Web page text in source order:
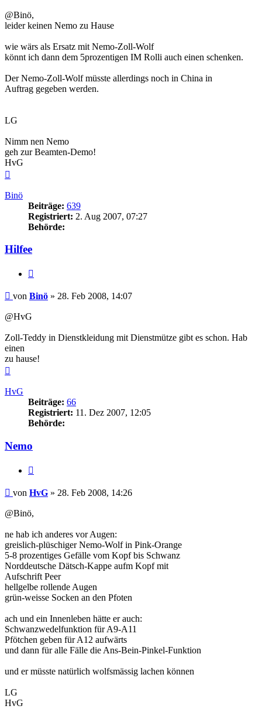
@Binö,
leider keinen Nemo zu Hause
wie wärs als Ersatz mit Nemo-Zoll-Wolf
könnt ich dann dem 5prozentigen IM Rolli auch einen schenken.
Der Nemo-Zoll-Wolf müsste allerdings noch in China in
Auftrag gegeben werden.
LG
Nimm nen Nemo
geh zur Beamten-Demo!
HvG
Binö
Beiträge: 639
Registriert: 2. Aug 2007, 07:27
Behörde:
Hilfee
Beitrag
von Binö » 28. Feb 2008, 14:07
@HvG
Zoll-Teddy in Dienstkleidung mit Dienstmütze gibt es schon. Hab
einen
zu hause!
HvG
Beiträge: 66
Registriert: 11. Dez 2007, 12:05
Behörde:
Nemo
Beitrag
von HvG » 28. Feb 2008, 14:26
@Binö,
ne hab ich anderes vor Augen:
greislich-plüschiger Nemo-Wolf in Pink-Orange
5-8 prozentiges Gefälle vom Kopf bis Schwanz
Norddeutsche Dätsch-Kappe aufm Kopf mit
Aufschrift Peer
hellgelbe rollende Augen
grün-weisse Socken an den Pfoten
ach und ein Innenleben hätte er auch:
Schwanzwedelfunktion für A9-A11
Pfötchen geben für A12 aufwärts
und dann für alle Fälle die Ans-Bein-Pinkel-Funktion
und er müsste natürlich wolfsmässig lachen können
LG
HvG